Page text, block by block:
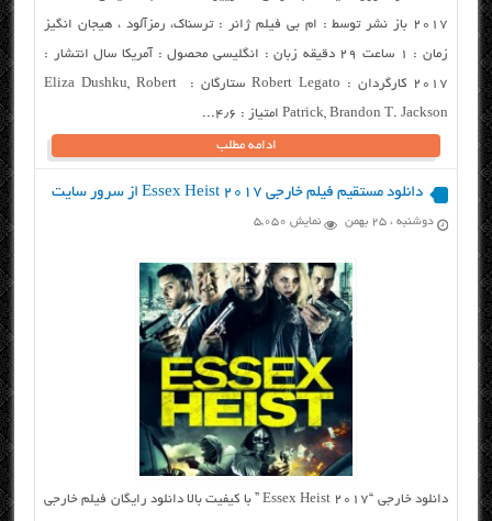
2017 باز نشر توسط : ام بی فیلم ژانر : ترسناک، رمزآلود ، هیجان انگیز
زمان : ۱ ساعت ۲۹ دقیقه زبان : انگلیسی محصول : آمریکا سال انتشار :
۲۰۱۷ کارگردان : Robert Legato ستارگان : Eliza Dushku, Robert
Patrick, Brandon T. Jackson امتیاز : ۴٫۶...
ادامه مطلب
دانلود مستقیم فیلم خارجی Essex Heist 2017 از سرور سایت
دوشنبه ، ۲۵ بهمن نمایش 5,050
دانلود خارجی “Essex Heist 2017 ” با کیفیت بالا دانلود رایگان فیلم خارجی